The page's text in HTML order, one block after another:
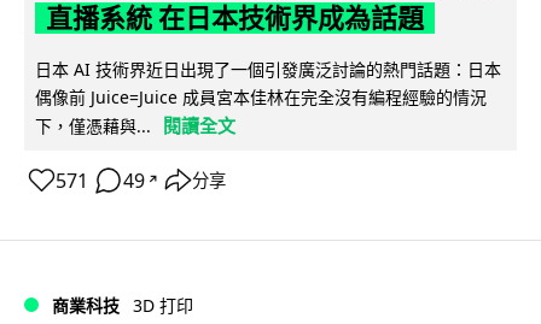
直播系統 在日本技術界成為話題
日本 AI 技術界近日出現了一個引發廣泛討論的熱門話題：日本
偶像前 Juice=Juice 成員宮本佳林在完全沒有編程經驗的情況
下，僅憑藉與...
閱讀全文
571 49 ↗ 分享
商業科技 3D 打印